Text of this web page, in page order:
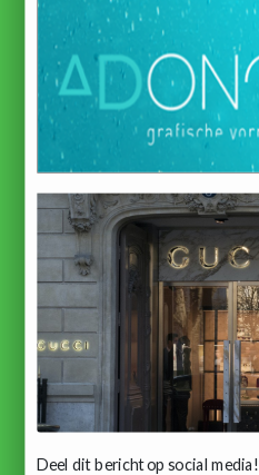
Deel dit bericht op social media!